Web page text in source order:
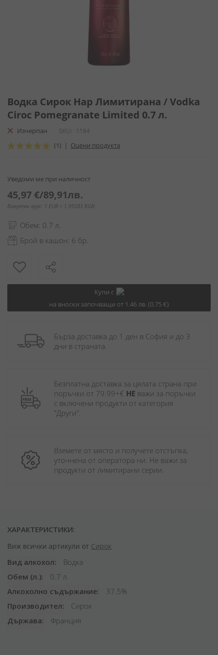
към
началото
на
галерия
снимки
Водка Сирок Нар Лимитирана / Vodka
Ciroc Pomegranate Limited 0.7 л.
Изчерпан SKU
1184
Оценка:
(1) | Оцени продукта
Уведоми ме при наличност
45,97 €/89,91лв.
Валутен курс: 1 EUR = 1.95583 BGN
Обем: 0.7 л.
Брой в кашон: 6 бр.
Купи с
на вноски започващи от 1.46 лв. (0.75 €)
Бърза доставка до 1 ден в София и до 3
дни в страната.
Безплатна доставка за цялата страна при
поръчки от 79.99+€ НЕ важи за поръчки
с включени продукти от категория
"Други".
Вземете от място и получете отстъпка,
уточнена от оператора ни. Не важи за
продукти от лимитирани серии.
ХАРАКТЕРИСТИКИ:
Виж всички артикули от Сирок
Вид алкохол
Водка
Обем (л.)
0.7 л.
Алкохолно съдържание
37.5%
Производител
Сирок
Държава
Франция